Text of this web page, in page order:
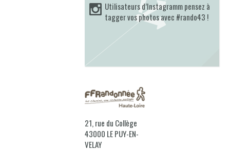
Utilisateurs d’Instagramm pensez à
tagger vos photos avec #rando43 !
21, rue du Collège
43000 LE PUY-EN-
VELAY